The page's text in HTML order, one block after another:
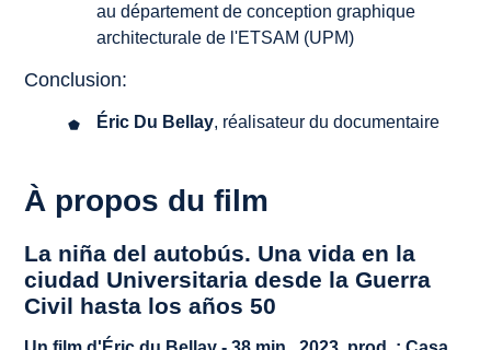
au département de conception graphique
architecturale de l'ETSAM (UPM)
Conclusion:
Éric Du Bellay, réalisateur du documentaire
À propos du film
La niña del autobús. Una vida en la
ciudad Universitaria desde la Guerra
Civil hasta los años 50